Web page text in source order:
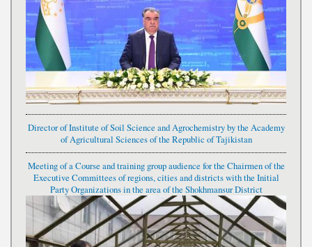
Director of Institute of Soil Science and Agrochemistry by the Academy
of Agricultural Sciences of the Republic of Tajikistan
Meeting of a Course and training group audience for the Chairmen of the
Executive Committees of regions, cities and districts with the Initial
Party Organizations in the area of the Shokhmansur District